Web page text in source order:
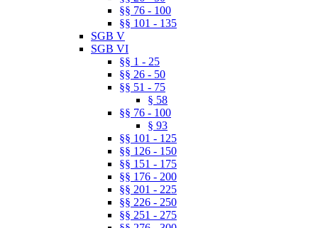
§§ 76 - 100
§§ 101 - 135
SGB V
SGB VI
§§ 1 - 25
§§ 26 - 50
§§ 51 - 75
§ 58
§§ 76 - 100
§ 93
§§ 101 - 125
§§ 126 - 150
§§ 151 - 175
§§ 176 - 200
§§ 201 - 225
§§ 226 - 250
§§ 251 - 275